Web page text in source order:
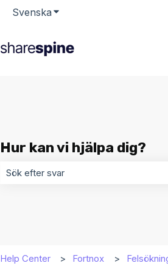
Svenska Visa undermenyer för
Hur kan vi hjälpa dig?
Help Center Fortnox